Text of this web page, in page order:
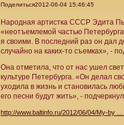
Поделиться2012-06-04 15:46:45
Народная артистка СССР Эдита
«неотъемлемой частью
я своими. В последний раз он дал
случайно на каких-то съемках», -
Она отметила, что от нас ушел
культуре Петербурга. «Он делал
уходила в жизнь и становилась
его песни будут жить», -
http://www.baltinfo.ru/2012/06/04/My-by